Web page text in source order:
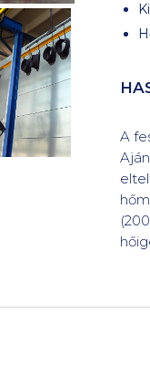
A